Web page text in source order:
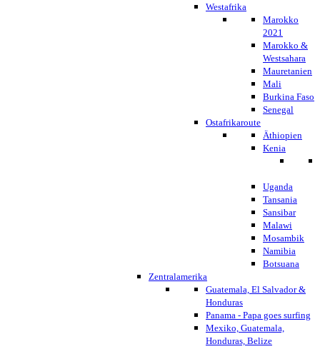
Westafrika
Marokko
2021
Marokko &
Westsahara
Mauretanien
Mali
Burkina Faso
Senegal
Ostafrikaroute
Äthiopien
Kenia
Uganda
Tansania
Sansibar
Malawi
Mosambik
Namibia
Botsuana
Zentralamerika
Guatemala, El Salvador &
Honduras
Panama - Papa goes surfing
Mexiko, Guatemala,
Honduras, Belize